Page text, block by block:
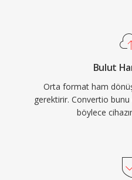
Bulut
Orta format ham
gerektirir. Convertio bunu
böylece